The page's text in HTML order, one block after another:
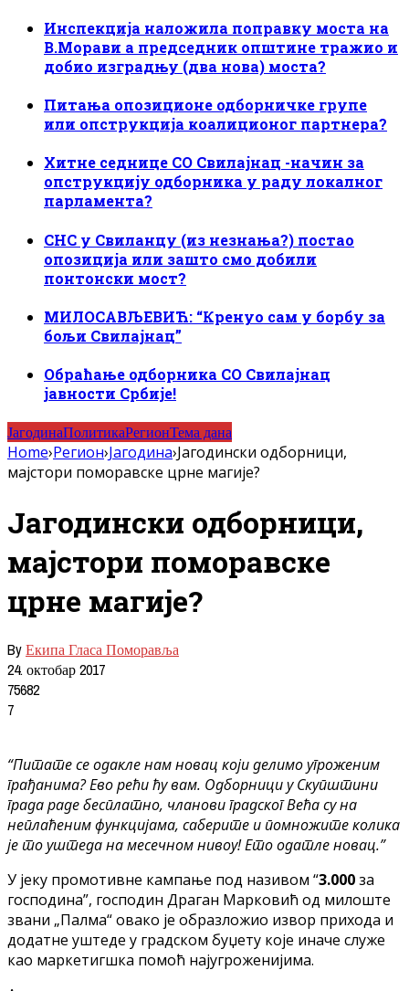
Инспекција наложила поправку моста на
В.Морави а председник општине тражио и
добио изградњу (два нова) моста?
Питања опозиционе одборничке групе
или опструкција коалиционог партнера?
Хитне седнице СО Свилајнац -начин за
опструкцију одборника у раду локалног
парламента?
СНС у Свиланцу (из незнања?) постао
опозиција или зашто смо добили
понтонски мост?
МИЛОСАВЉЕВИЋ: “Кренуо сам у борбу за
бољи Свилајнац”
Обраћање одборника СО Свилајнац
јавности Србије!
ЈагодинаПолитикаРегионТема дана
Home›Регион›Јагодина›Јагодински одборници,
мајстори поморавске црне магије?
Јагодински одборници,
мајстори поморавске
црне магије?
ByЕкипа Гласа Поморавља
24. октобар 2017
75682
7
“Питате се одакле нам новац који делимо угроженим
грађанима? Ево рећи ћу вам. Одборници у Скупштини
града раде бесплатно, чланови градског Већа су на
неплаћеним функцијама, саберите и помножите колика
је то уштеда на месечном нивоу! Ето одатле новац.”
У јеку промотивне кампање под називом “3.000за
господина”, господин Драган Марковић од милоште
звани „Палма“ овако је образложио извор прихода и
додатне уштеде у градском буџету које иначе служе
као маркетигшка помоћ најугроженијима.